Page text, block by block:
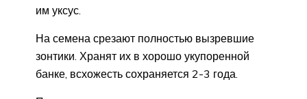
им уксус.
На семена срезают полностью вызревшие
зонтики. Хранят их в хорошо укупоренной
банке, всхожесть сохраняется 2-3 года.